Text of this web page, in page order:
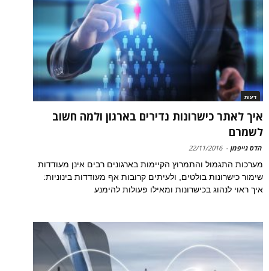
דעות
איך לאתר כישרונות נדירים בארגון ולמה חשוב
לשמרם
הדס גייפמן -
22/11/2016
מערכות התגמול והתמרוץ הקיימות בארגונים רבים אינן מעודדות
שימור כישרונות בולטים, ולעיתים קרובות אף מעודדות בינוניות:
איך ראוי לנהוג בכישרונות ומאילו פעולות להימנע